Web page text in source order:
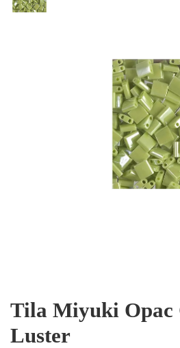
Tila Miyuki Opac
Luster